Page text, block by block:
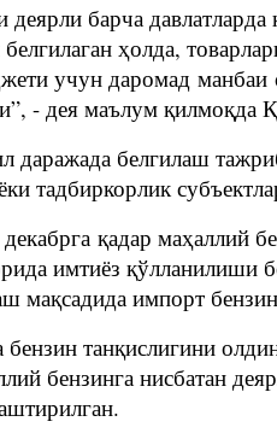
барча
ҳолда,
учун даромад
- дея маълум қилмоқда
даражада белгилаш
тадбиркорлик
қадар
имтиёз қўлланилиши
мақсадида импорт
танқислигини
бензинга нисбатан